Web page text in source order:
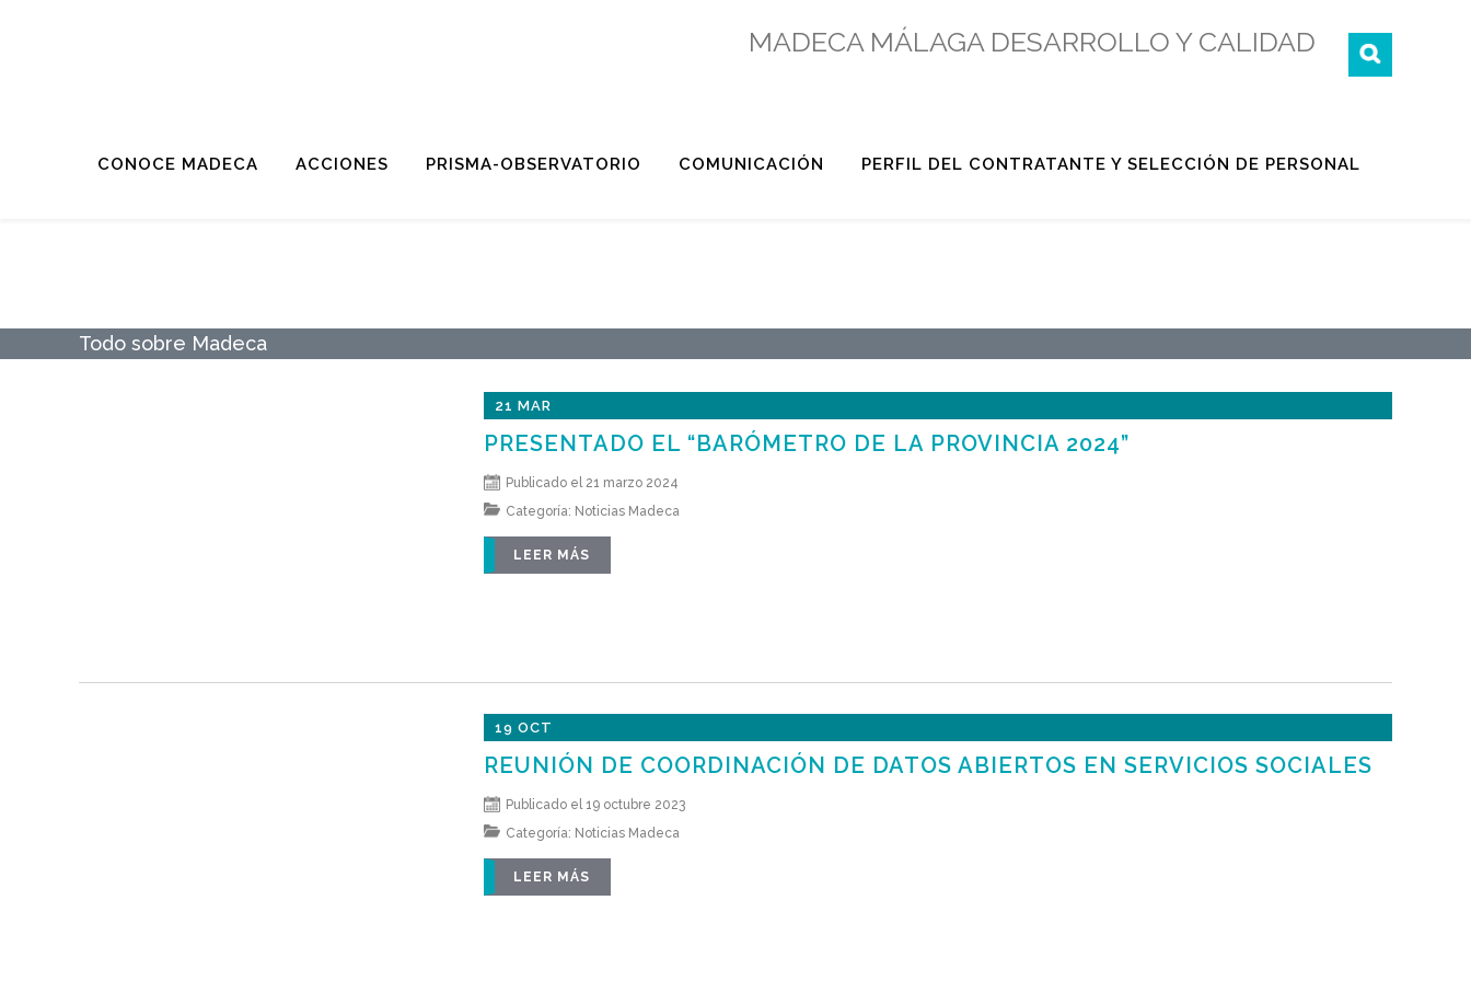
MADECA MÁLAGA DESARROLLO Y CALIDAD
CONOCE MADECA ACCIONES PRISMA-OBSERVATORIO COMUNICACIÓN PERFIL DEL CONTRATANTE Y SELECCIÓN DE PERSONAL
Todo sobre Madeca
21 MAR
PRESENTADO EL “BARÓMETRO DE LA PROVINCIA 2024”
Publicado el 21 marzo 2024
Categoría: Noticias Madeca
LEER MÁS
19 OCT
REUNIÓN DE COORDINACIÓN DE DATOS ABIERTOS EN SERVICIOS SOCIALES
Publicado el 19 octubre 2023
Categoría: Noticias Madeca
LEER MÁS